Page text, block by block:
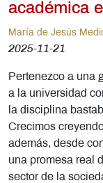
académica
María de Jesús
2025-11-21
Pertenezco a una
a la universidad
la disciplina
Crecimos
además, desde
una promesa real
sector de la